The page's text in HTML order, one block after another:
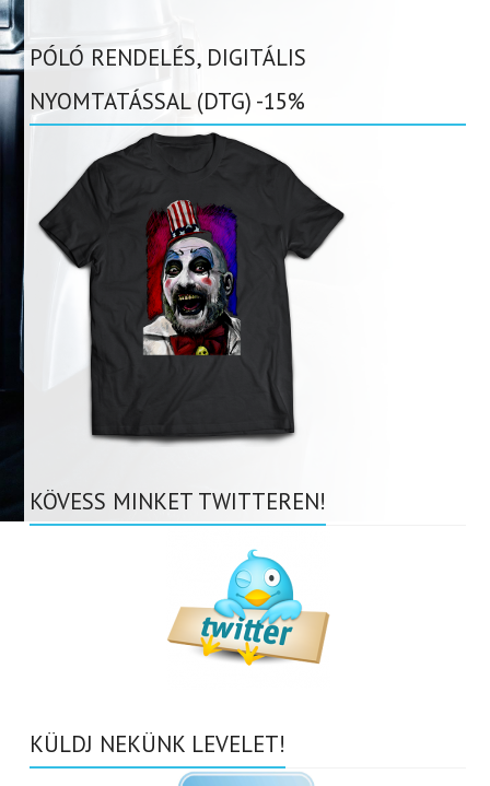
PÓLÓ RENDELÉS, DIGITÁLIS
NYOMTATÁSSAL (DTG) -15%
KÖVESS MINKET TWITTEREN!
KÜLDJ NEKÜNK LEVELET!